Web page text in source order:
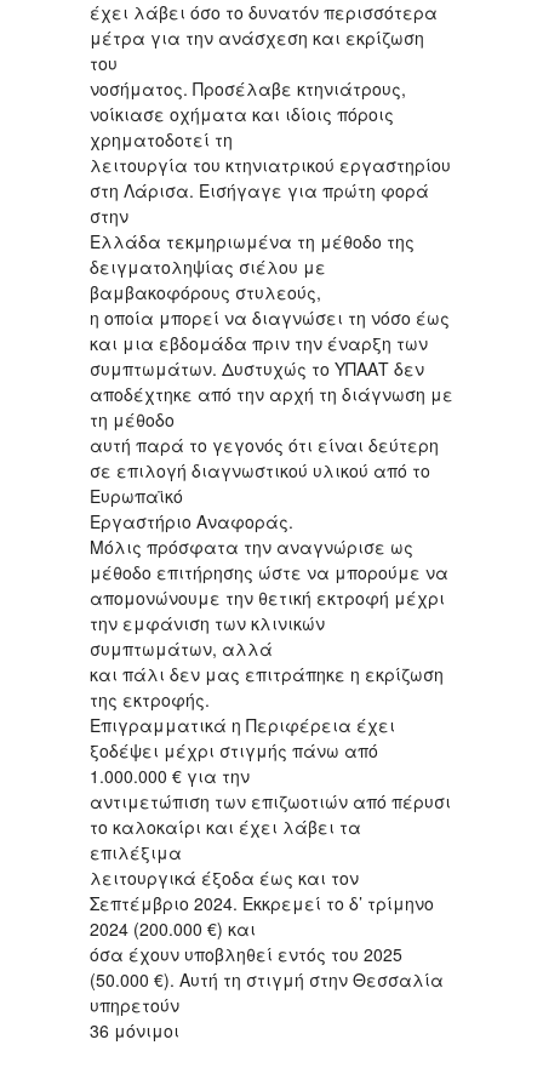
έχει λάβει όσο το δυνατόν περισσότερα
μέτρα για την ανάσχεση και εκρίζωση
του
νοσήματος. Προσέλαβε κτηνιάτρους,
νοίκιασε οχήματα και ιδίοις πόροις
χρηματοδοτεί τη
λειτουργία του κτηνιατρικού εργαστηρίου
στη Λάρισα. Εισήγαγε για πρώτη φορά
στην
Ελλάδα τεκμηριωμένα τη μέθοδο της
δειγματοληψίας σιέλου με
βαμβακοφόρους στυλεούς,
η οποία μπορεί να διαγνώσει τη νόσο έως
και μια εβδομάδα πριν την έναρξη των
συμπτωμάτων. Δυστυχώς το ΥΠΑΑΤ δεν
αποδέχτηκε από την αρχή τη διάγνωση με
τη μέθοδο
αυτή παρά το γεγονός ότι είναι δεύτερη
σε επιλογή διαγνωστικού υλικού από το
Ευρωπαϊκό
Εργαστήριο Αναφοράς.
Μόλις πρόσφατα την αναγνώρισε ως
μέθοδο επιτήρησης ώστε να μπορούμε να
απομονώνουμε την θετική εκτροφή μέχρι
την εμφάνιση των κλινικών
συμπτωμάτων, αλλά
και πάλι δεν μας επιτράπηκε η εκρίζωση
της εκτροφής.
Επιγραμματικά η Περιφέρεια έχει
ξοδέψει μέχρι στιγμής πάνω από
1.000.000 € για την
αντιμετώπιση των επιζωοτιών από πέρυσι
το καλοκαίρι και έχει λάβει τα
επιλέξιμα
λειτουργικά έξοδα έως και τον
Σεπτέμβριο 2024. Εκκρεμεί το δ’ τρίμηνο
2024 (200.000 €) και
όσα έχουν υποβληθεί εντός του 2025
(50.000 €). Αυτή τη στιγμή στην Θεσσαλία
υπηρετούν
36 μόνιμοι